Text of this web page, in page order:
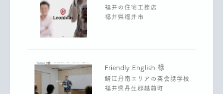
福井の住宅工務店
福井県福井市
Friendly English 様
鯖江丹南エリアの英会話学校
福井県丹生郡越前町